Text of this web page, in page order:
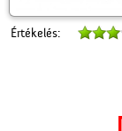
Értékelés: